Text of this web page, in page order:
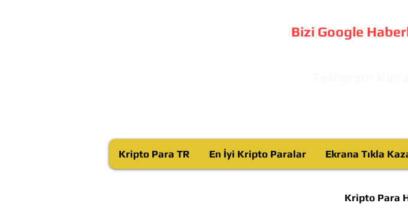
Bizi Google
Kripto Para TR En İyi Kripto Paralar Ekrana Tıkla
Kripto Para